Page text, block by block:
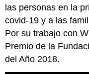
las personas en la
covid-19 y a las
Por su trabajo con
Premio de la
del Año 2018.